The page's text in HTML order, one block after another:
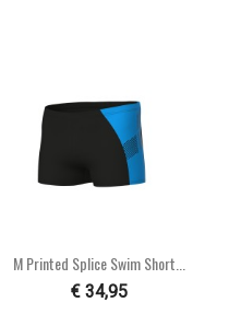
M Printed Splice Swim Short...
€ 34,95